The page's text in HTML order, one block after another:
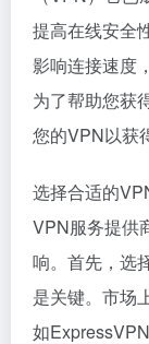
提高在线安全
影响连接速度
为了帮助您获
您的VPN以获
选择合适的
VPN服务提供
响。首先，选
是关键。市场
如